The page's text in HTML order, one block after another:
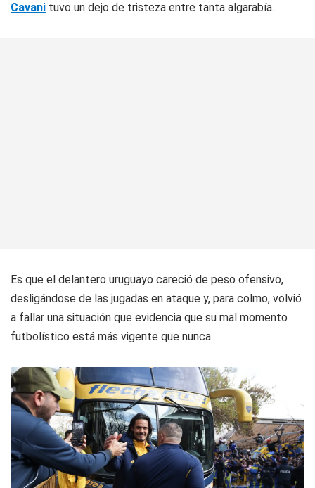
Cavani tuvo un dejo de tristeza entre tanta algarabía.
Es que el delantero uruguayo careció de peso ofensivo,
desligándose de las jugadas en ataque y, para colmo, volvió
a fallar una situación que evidencia que su mal momento
futbolístico está más vigente que nunca.